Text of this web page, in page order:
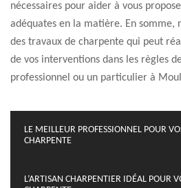
nécessaires pour aider à vous
adéquates en la matière. En somme,
des travaux de charpente qui peut
de vos interventions dans les règles
professionnel ou un particulier à
LE MEILLEUR PROFESSIONNEL POUR
CHARPENTE
L’ARTISAN CHARPENTIER IDÉAL POUR